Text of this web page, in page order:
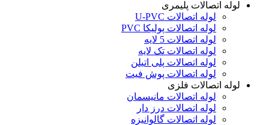
لوله اتصالات پلیمری
لوله اتصالات U-PVC
لوله اتصالات پولیکا PVC
لوله اتصالات 5 لایه
لوله اتصالات تک لایه
لوله اتصالات پلی اتیلن
لوله اتصالات پوش فیت
لوله اتصالات فلزی
لوله اتصالات مانیسمان
لوله اتصالات درز دار
لوله اتصالات گالوانیزه